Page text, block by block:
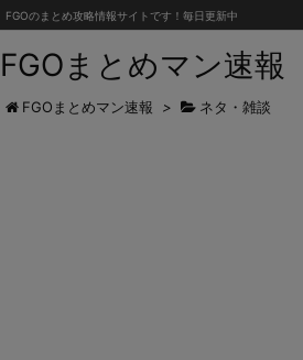
FGOまとめマン速報
FGOのまとめ攻略情報サイトです！毎日更新中
FGOまとめマン速報 > ネタ・雑談